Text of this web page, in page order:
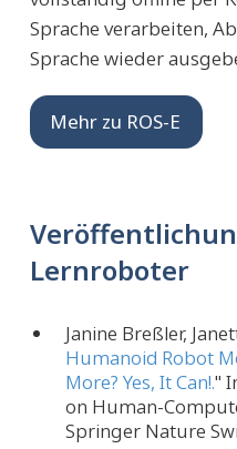
Sprache verarbeiten,
Sprache wieder
Mehr zu ROS-E
Lernroboter
Janine Breßler,
Humanoid Robot
More? Yes, It Can!."
on Human-
Springer Nature